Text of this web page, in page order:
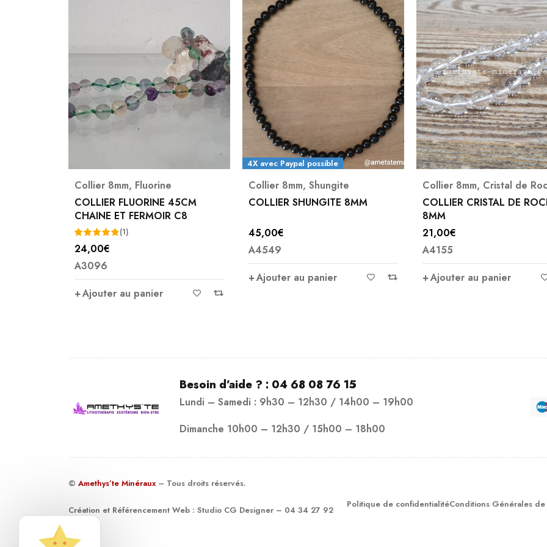
Collier 8mm, Shungite
COLLIER SHUNGITE 8MM
45,00€
A4549
Ajouter au panier
Collier 8mm, Cristal de Roche
COLLIER CRISTAL DE ROCHE
21,00€
A4155
Ajouter au panier
4X avec Paypal possible
Collier 8mm, Oeil de
COLLIER OEIL DE FAUCON
46,00€
A4462
Ajouter au panier
Besoin d’aide ? : 04 68 08 76 15
Lundi – Samedi : 9h30 – 12h30 / 14h00 – 19h00
Dimanche 10h00 – 12h30 / 15h00 – 18h00
© Amethys’te Minéraux – Tous droits réservés.
Création et Référencement Web : Studio CG Designer – 04 34 27 92
Politique de confidentialitéConditions Générales